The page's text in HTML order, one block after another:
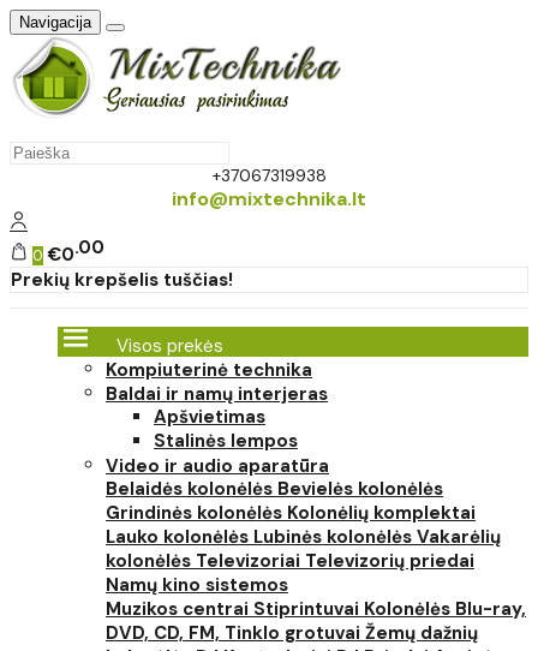
Navigacija
+37067319938
info@mixtechnika.lt
0 €0 00
Prekių krepšelis tuščias!
Visos prekės
Kompiuterinė technika
Baldai ir namų interjeras
Apšvietimas
Stalinės lempos
Video ir audio aparatūra
Belaidės kolonėlės Bevielės kolonėlės
Grindinės kolonėlės Kolonėlių komplektai
Lauko kolonėlės Lubinės kolonėlės Vakarėlių
kolonėlės Televizoriai Televizorių priedai
Namų kino sistemos
Muzikos centrai Stiprintuvai Kolonėlės Blu-ray,
DVD, CD, FM, Tinklo grotuvai Žemų dažnių